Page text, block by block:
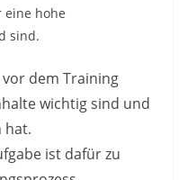
eine hohe
sind.
dem Training
wichtig sind und
hat.
ist dafür zu